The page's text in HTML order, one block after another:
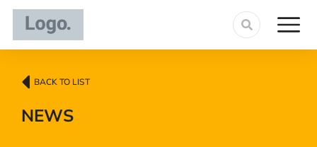
BACK TO LIST
NEWS